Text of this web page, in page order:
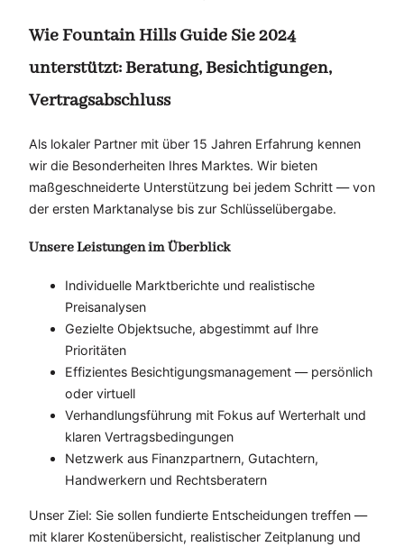
Wie Fountain Hills Guide Sie 2024
unterstützt: Beratung, Besichtigungen,
Vertragsabschluss
Als lokaler Partner mit über 15 Jahren Erfahrung kennen
wir die Besonderheiten Ihres Marktes. Wir bieten
maßgeschneiderte Unterstützung bei jedem Schritt — von
der ersten Marktanalyse bis zur Schlüsselübergabe.
Unsere Leistungen im Überblick
Individuelle Marktberichte und realistische
Preisanalysen
Gezielte Objektsuche, abgestimmt auf Ihre
Prioritäten
Effizientes Besichtigungsmanagement — persönlich
oder virtuell
Verhandlungsführung mit Fokus auf Werterhalt und
klaren Vertragsbedingungen
Netzwerk aus Finanzpartnern, Gutachtern,
Handwerkern und Rechtsberatern
Unser Ziel: Sie sollen fundierte Entscheidungen treffen —
mit klarer Kostenübersicht, realistischer Zeitplanung und